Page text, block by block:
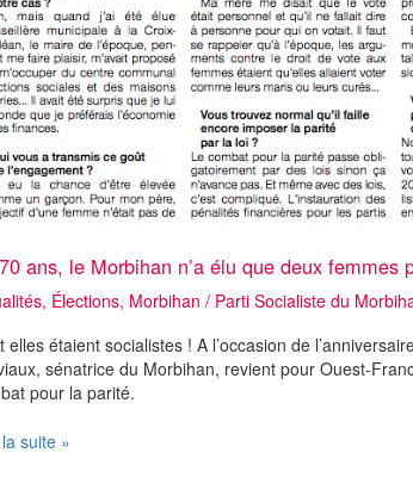
ans, le Morbihan n’a élu que deux femmes
, Élections, Morbihan / Parti Socialiste du
étaient socialistes ! A l’occasion de
sénatrice du Morbihan, revient pour Ouest-
pour la parité.
suite »